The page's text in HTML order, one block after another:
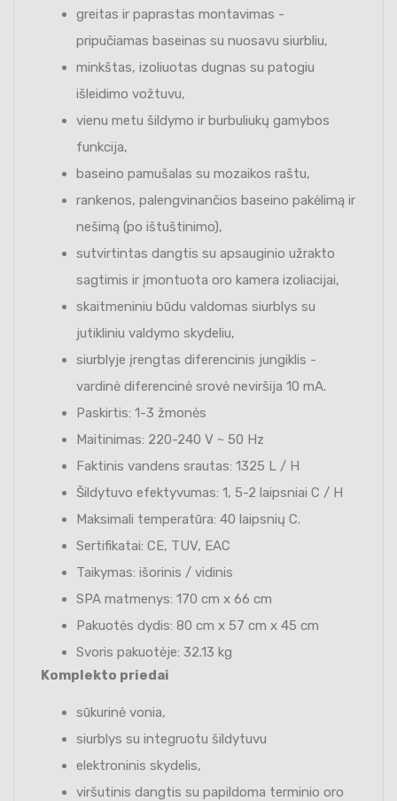
greitas ir paprastas montavimas -
pripučiamas baseinas su nuosavu siurbliu,
minkštas, izoliuotas dugnas su patogiu
išleidimo vožtuvu,
vienu metu šildymo ir burbuliukų gamybos
funkcija,
baseino pamušalas su mozaikos raštu,
rankenos, palengvinančios baseino pakėlimą ir
nešimą (po ištuštinimo),
sutvirtintas dangtis su apsauginio užrakto
sagtimis ir įmontuota oro kamera izoliacijai,
skaitmeniniu būdu valdomas siurblys su
jutikliniu valdymo skydeliu,
siurblyje įrengtas diferencinis jungiklis -
vardinė diferencinė srovė neviršija 10 mA.
Paskirtis: 1-3 žmonės
Maitinimas: 220-240 V ~ 50 Hz
Faktinis vandens srautas: 1325 L / H
Šildytuvo efektyvumas: 1, 5-2 laipsniai C / H
Maksimali temperatūra: 40 laipsnių C.
Sertifikatai: CE, TUV, EAC
Taikymas: išorinis / vidinis
SPA matmenys: 170 cm x 66 cm
Pakuotės dydis: 80 cm x 57 cm x 45 cm
Svoris pakuotėje: 32.13 kg
Komplekto priedai
sūkurinė vonia,
siurblys su integruotu šildytuvu
elektroninis skydelis,
viršutinis dangtis su papildoma terminio oro